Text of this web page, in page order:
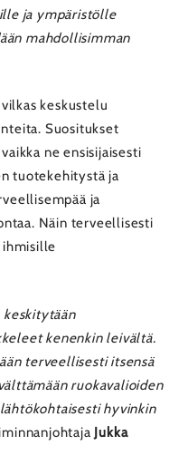
ja ympäristölle
mahdollisimman
keskustelu
Suositukset
ne ensisijaisesti
tuotekehitystä ja
ja
Näin terveellisesti
ihmisille
keskitytään
kenenkin leivältä.
terveellisesti itsensä
ruokavalioiden
hyvinkin
Jukka